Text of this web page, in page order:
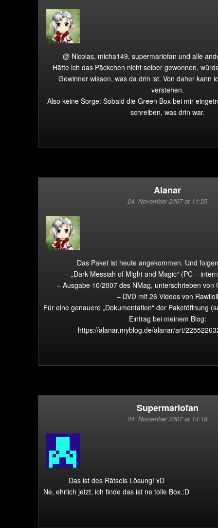
@ Nicolas, micha149, supermariofan und alle
Hätte ich das Päckchen nicht selber gewonnen,
Gewinner wissen, was da drin ist. Von daher kann
verstehen.
Also keine Sorge: Sobald die Green Box bei mir
schreiben, was drin war.
Alanar
24. November 2007 at 11:25
Das Paket ist heute angekommen. Und
– „Dark Messiah of Might and Magic“ (PC –
– Ausgabe 10/2007 des NMag, unterschrieben von
– DVD mit 26 Videos von Rawiioli
Für eine genauere „Dokumentation“ der Paketöffnung
Eintrag bei meinem Blog:
https://alanar.myblog.de/alanar/art/
Supermariofan
24. November 2007 at 14:18
Das ist des Rätsels Lösung! xD
Ne, ehrlich jetzt, ich finde das ist ne tolle Box.:D